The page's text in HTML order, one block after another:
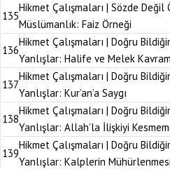
135
Hikmet Çalışmaları | Sözde Değil
Müslümanlık: Faiz Örneği
136
Hikmet Çalışmaları | Doğru
Yanlışlar: Halife ve Melek
137
Hikmet Çalışmaları | Doğru
Yanlışlar: Kur’an’a Saygı
138
Hikmet Çalışmaları | Doğru
Yanlışlar: Allah’la İlişkiyi
139
Hikmet Çalışmaları | Doğru
Yanlışlar: Kalplerin Mühürlenmesi